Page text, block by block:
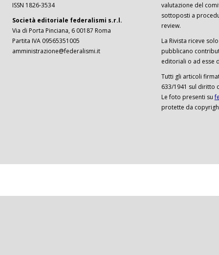
ISSN 1826-3534
Società editoriale federalismi s.r.l.
Via di Porta Pinciana, 6 00187 Roma
Partita IVA 09565351005
amministrazione@federalismi.it
valutazione del
sottoposti a
review.
La Rivista riceve
pubblicano
editoriali o ad esse
Tutti gli articoli
633/1941 sul diritto
Le foto presenti su
protette da